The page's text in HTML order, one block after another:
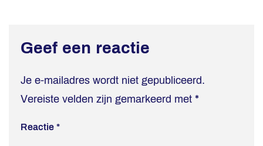
Geef een reactie
Je e-mailadres wordt niet gepubliceerd.
Vereiste velden zijn gemarkeerd met *
Reactie *